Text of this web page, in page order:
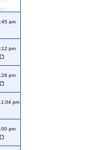
am
pm
pm
pm
pm